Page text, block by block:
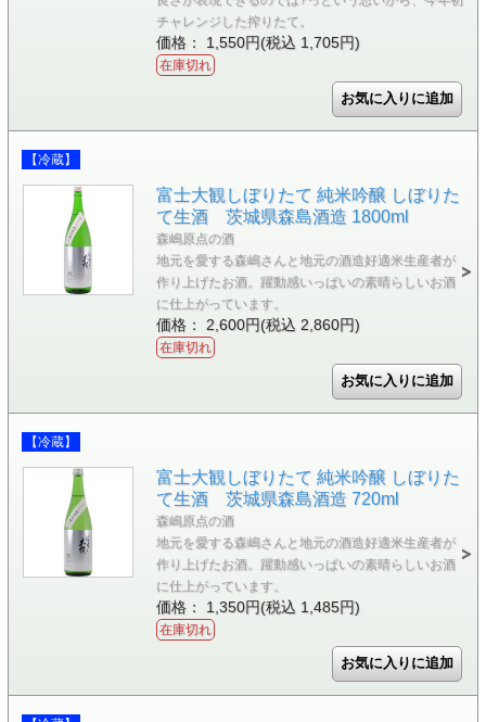
チャレンジした搾りたて。
価格： 1,550円(税込 1,705円)
在庫切れ
【冷蔵】
富士大観しぼりたて 純米吟醸 しぼりた
て生酒 茨城県森島酒造 1800ml
森嶋原点の酒
地元を愛する森嶋さんと地元の酒造好適米生産者が
作り上げたお酒。躍動感いっぱいの素晴らしいお酒
に仕上がっています。
価格： 2,600円(税込 2,860円)
在庫切れ
【冷蔵】
富士大観しぼりたて 純米吟醸 しぼりた
て生酒 茨城県森島酒造 720ml
森嶋原点の酒
地元を愛する森嶋さんと地元の酒造好適米生産者が
作り上げたお酒。躍動感いっぱいの素晴らしいお酒
に仕上がっています。
価格： 1,350円(税込 1,485円)
在庫切れ